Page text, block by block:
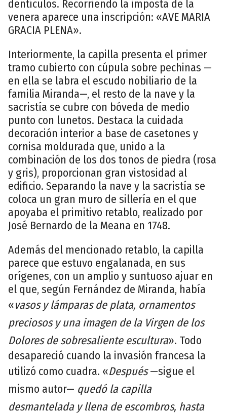
dentículos. Recorriendo la imposta de la
venera aparece una inscripción: «AVE MARIA
GRACIA PLENA».
Interiormente, la capilla presenta el primer
tramo cubierto con cúpula sobre pechinas —
en ella se labra el escudo nobiliario de la
familia Miranda—, el resto de la nave y la
sacristía se cubre con bóveda de medio
punto con lunetos. Destaca la cuidada
decoración interior a base de casetones y
cornisa moldurada que, unido a la
combinación de los dos tonos de piedra (rosa
y gris), proporcionan gran vistosidad al
edificio. Separando la nave y la sacristía se
coloca un gran muro de sillería en el que
apoyaba el primitivo retablo, realizado por
José Bernardo de la Meana en 1748.
Además del mencionado retablo, la capilla
parece que estuvo engalanada, en sus
orígenes, con un amplio y suntuoso ajuar en
el que, según Fernández de Miranda, había
«vasos y lámparas de plata, ornamentos
preciosos y una imagen de la Virgen de los
Dolores de sobresaliente escultura». Todo
desapareció cuando la invasión francesa la
utilizó como cuadra. «Después—sigue el
mismo autor— quedó la capilla
desmantelada y llena de escombros, hasta